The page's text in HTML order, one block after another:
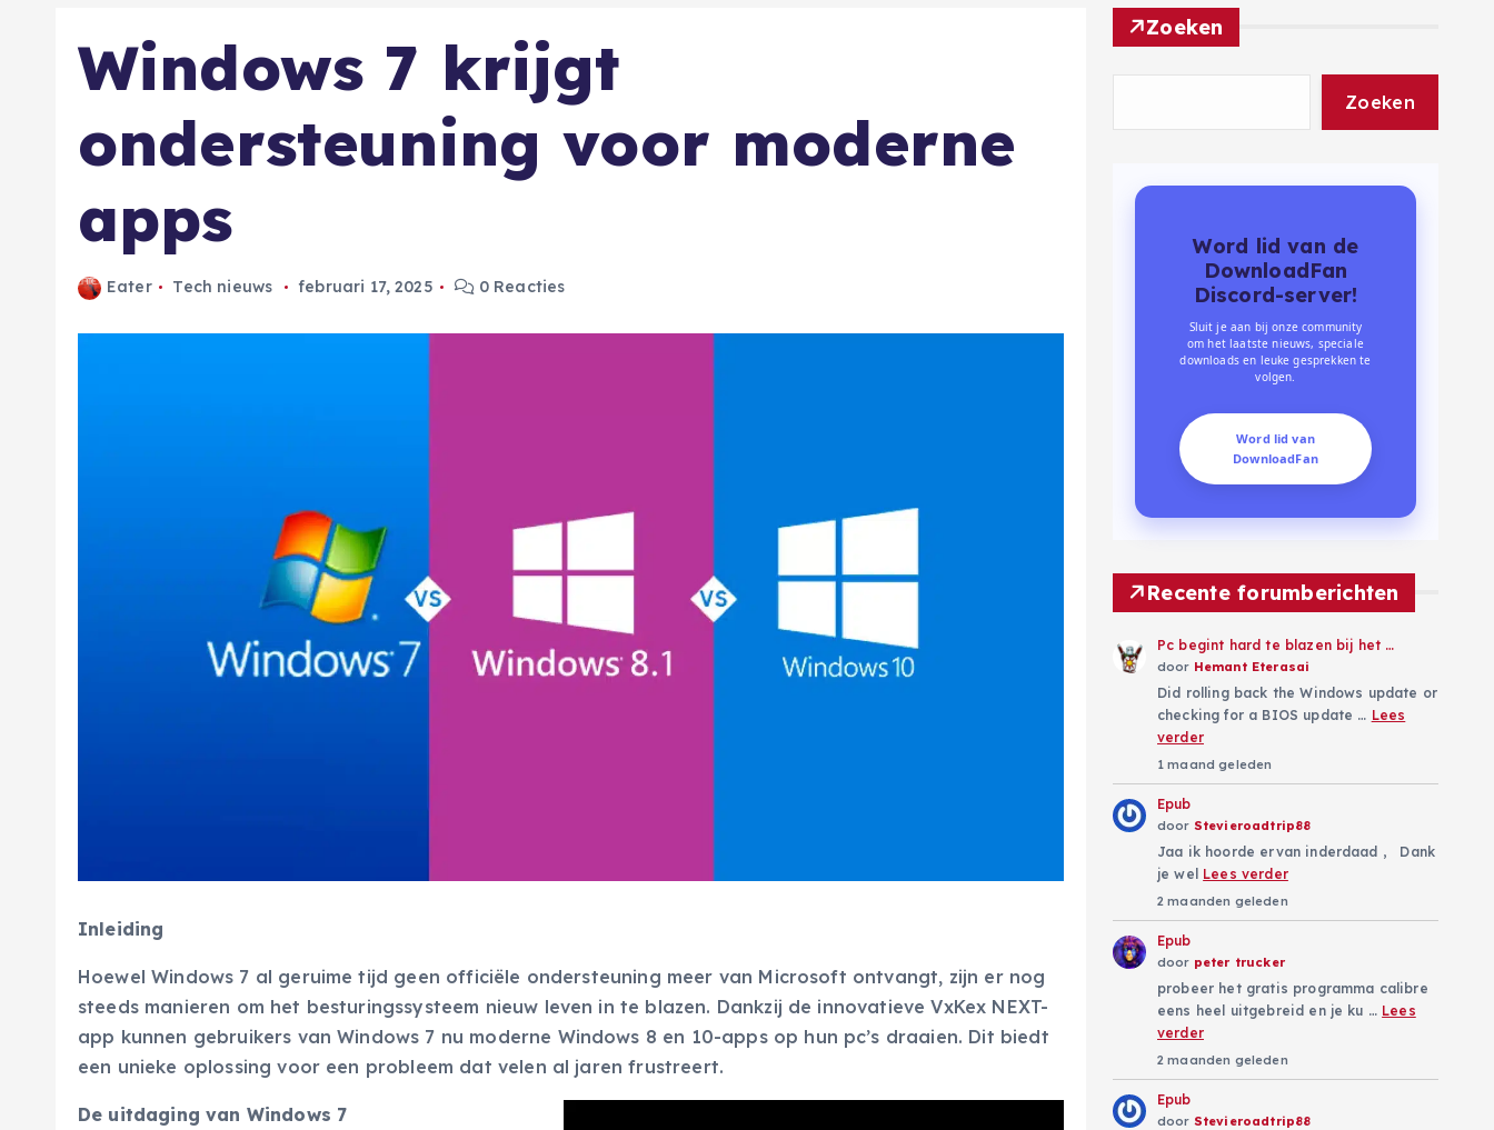
Windows 7 krijgt
ondersteuning voor moderne
apps
Eater Tech nieuws februari 17, 2025 0 Reacties
Inleiding
Hoewel Windows 7 al geruime tijd geen officiële ondersteuning meer van Microsoft ontvangt, zijn er nog
steeds manieren om het besturingssysteem nieuw leven in te blazen. Dankzij de innovatieve VxKex NEXT-
app kunnen gebruikers van Windows 7 nu moderne Windows 8 en 10-apps op hun pc’s draaien. Dit biedt
een unieke oplossing voor een probleem dat velen al jaren frustreert.
De uitdaging van Windows 7
Zoeken
Zoeken
Word lid van de
DownloadFan
Discord-server!
Sluit je aan bij onze community
om het laatste nieuws, speciale
downloads en leuke gesprekken te
volgen.
Word lid van
DownloadFan
Recente forumberichten
Pc begint hard te blazen bij het …
door Hemant Eterasai
Did rolling back the Windows update or
checking for a BIOS update … Lees
verder
1 maand geleden
Epub
door Stevieroadtrip88
Jaa ik hoorde ervan inderdaad , Dank
je wel Lees verder
2 maanden geleden
Epub
door peter trucker
probeer het gratis programma calibre
eens heel uitgebreid en je ku … Lees
verder
2 maanden geleden
Epub
door Stevieroadtrip88